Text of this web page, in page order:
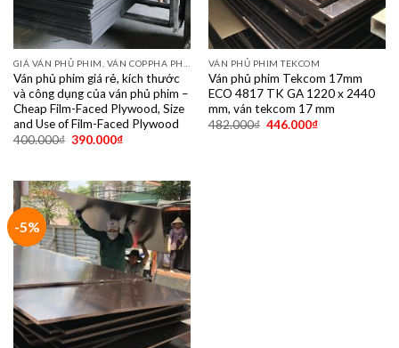
Ván phủ phim giá rẻ, kích thước
và công dụng của ván phủ phim –
Cheap Film-Faced Plywood, Size
and Use of Film-Faced Plywood
400.000₫ 390.000₫
VÁN PHỦ PHIM TEKCOM
Ván phủ phim Tekcom 17mm
ECO 4817 TK GA 1220 x 2440
mm, ván tekcom 17 mm
482.000₫ 446.000₫
-5%